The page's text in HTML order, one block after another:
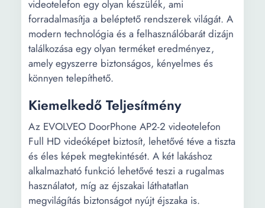
videotelefon egy olyan készülék, ami
forradalmasítja a beléptető rendszerek világát. A
modern technológia és a felhasználóbarát dizájn
találkozása egy olyan terméket eredményez,
amely egyszerre biztonságos, kényelmes és
könnyen telepíthető.
Kiemelkedő Teljesítmény
Az EVOLVEO DoorPhone AP2-2 videotelefon
Full HD videóképet biztosít, lehetővé téve a tiszta
és éles képek megtekintését. A két lakáshoz
alkalmazható funkció lehetővé teszi a rugalmas
használatot, míg az éjszakai láthatatlan
megvilágítás biztonságot nyújt éjszaka is.